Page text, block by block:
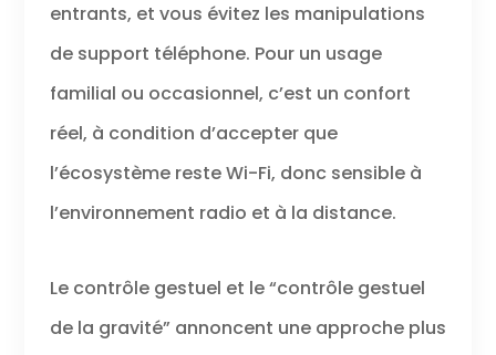
carte SD 32Go stockage
immédiat. Aucune configuration
requise, prenez drone, l'étui et
télécommande aventures
entrants, et vous évitez les manipulations
de support téléphone. Pour un usage
familial ou occasionnel, c’est un confort
réel, à condition d’accepter que
l’écosystème reste Wi-Fi, donc sensible à
l’environnement radio et à la distance.
Le contrôle gestuel et le “contrôle gestuel
de la gravité” annoncent une approche plus